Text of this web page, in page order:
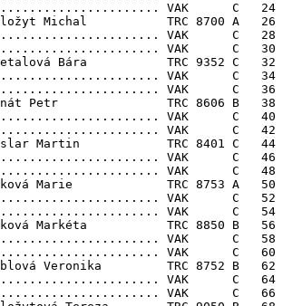
VAK      C   24
Michal           TRC 8700 A   26
VAK      C   28
VAK      C   30
Bára           TRC 9352 C   32
VAK      C   34
VAK      C   36
Petr               TRC 8606 B   38
VAK      C   40
VAK      C   42
Martin            TRC 8401 C   44
VAK      C   46
VAK      C   48
Marie             TRC 8753 A   50
VAK      C   52
VAK      C   54
Markéta           TRC 8850 B   56
VAK      C   58
VAK      C   60
Veronika         TRC 8752 B   62
VAK      C   64
VAK      C   66